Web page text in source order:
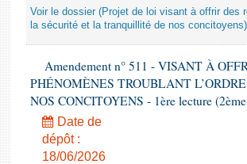
Voir le dossier (Projet de loi visant à offrir des
la sécurité et la tranquillité de nos concitoyens)
Amendement n° 511 - VISANT À
PHÉNOMÈNES TROUBLANT
NOS CONCITOYENS - 1ère lecture
Date de
dépôt :
18/06/2026